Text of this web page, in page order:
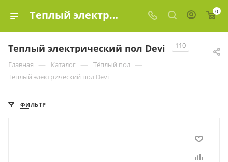
Теплый электрический пол Devi купить в Москве, цены в интернет-магазине «Эко-элемент» 0
Теплый электрический пол Devi 110
Главная — Каталог — Тёплый пол —
Теплый электрический пол Devi
ФИЛЬТР